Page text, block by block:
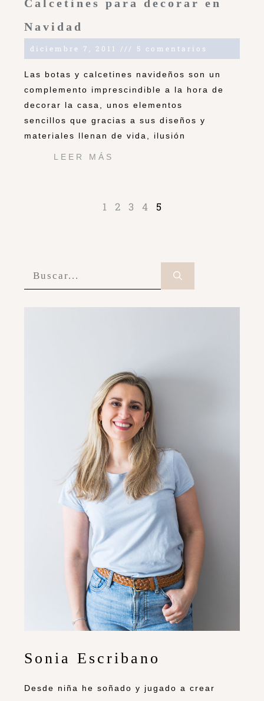
Calcetines para decorar en
Navidad
diciembre 7, 2011 5 comentarios
Las botas y calcetines navideños son un
complemento imprescindible a la hora de
decorar la casa, unos elementos
sencillos que gracias a sus diseños y
materiales llenan de vida, ilusión
LEER MÁS
1 2 3 4 5
Sonia Escribano
Desde niña he soñado y jugado a crear